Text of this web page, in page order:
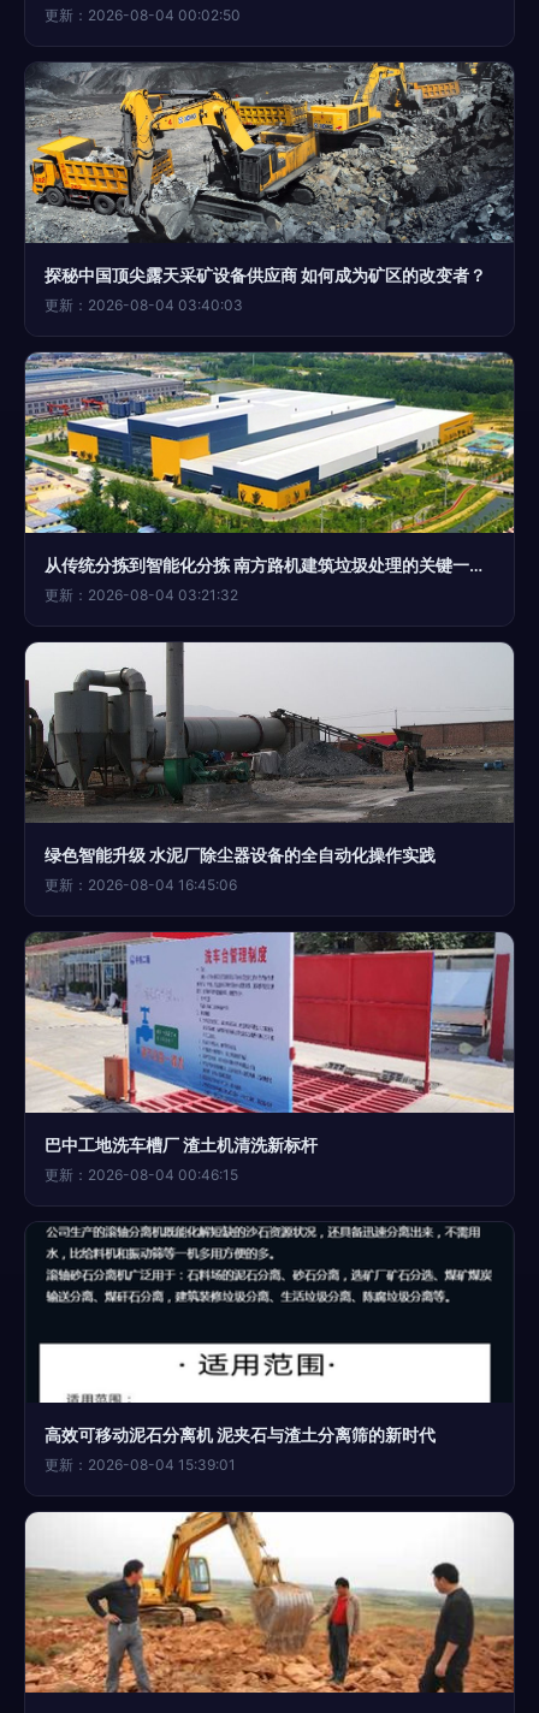
更新：2026-08-04 00:02:50
探秘中国顶尖露天采矿设备供应商 如何成为矿区的改变者？
更新：2026-08-04 03:40:03
从传统分拣到智能化分拣 南方路机建筑垃圾处理的关键一环——渣土机
更新：2026-08-04 03:21:32
绿色智能升级 水泥厂除尘器设备的全自动化操作实践
更新：2026-08-04 16:45:06
巴中工地洗车槽厂 渣土机清洗新标杆
更新：2026-08-04 00:46:15
高效可移动泥石分离机 泥夹石与渣土分离筛的新时代
更新：2026-08-04 15:39:01